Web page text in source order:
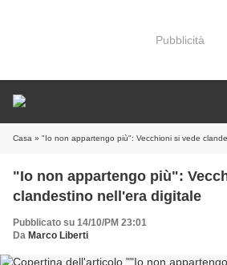
Pubblicità
Casa » "Io non appartengo più": Vecchioni si vede
"Io non appartengo più":
clandestino nell'era digitale
Pubblicato su 14/10/PM 23:01
Da Marco Liberti